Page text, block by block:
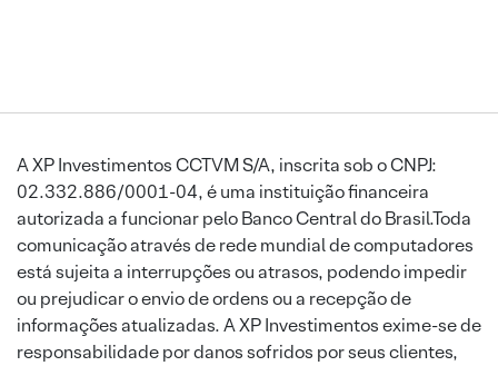
A XP Investimentos CCTVM S/A, inscrita sob o CNPJ:
02.332.886/0001-04, é uma instituição financeira
autorizada a funcionar pelo Banco Central do Brasil.Toda
comunicação através de rede mundial de computadores
está sujeita a interrupções ou atrasos, podendo impedir
ou prejudicar o envio de ordens ou a recepção de
informações atualizadas. A XP Investimentos exime-se de
responsabilidade por danos sofridos por seus clientes,